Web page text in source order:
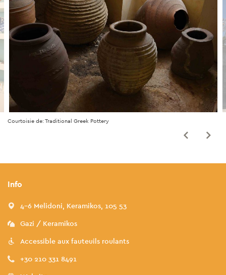
Courtoisie de: Traditional Greek Pottery
Info
4-6 Melidoni, Keramikos, 105 53
Gazi / Keramikos
Accessible aux fauteuils roulants
+30 210 331 8491